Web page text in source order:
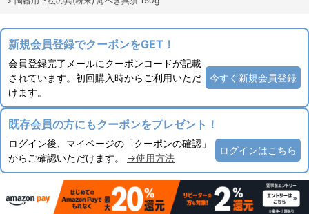
新規会員登録でクーポンをGET！
会員登録完了メールにクーポンコードが記載
されています。初回購入時からご利用いただ
けます。
今すぐ新規会員登録
既存会員の方にもクーポンをプレゼント！
ログイン後、マイページの「クーポンの確認」
からご確認いただけます。 →使用方法
ログインはこちら